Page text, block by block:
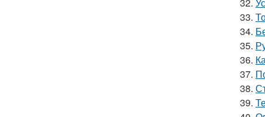
33.
34.
35.
36.
37.
38.
39.